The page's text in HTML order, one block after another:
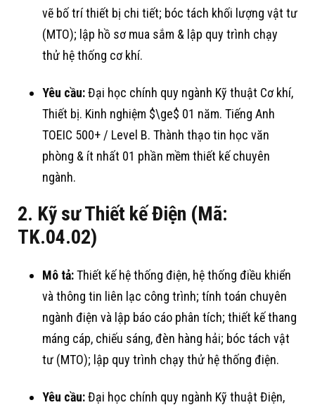
vẽ bố trí thiết bị chi tiết; bóc tách khối lượng vật tư
(MTO); lập hồ sơ mua sắm & lập quy trình chạy
thử hệ thống cơ khí.
Yêu cầu:Đại học chính quy ngành Kỹ thuật Cơ khí,
Thiết bị. Kinh nghiệm $\ge$ 01 năm. Tiếng Anh
TOEIC 500+ / Level B. Thành thạo tin học văn
phòng & ít nhất 01 phần mềm thiết kế chuyên
ngành.
2. Kỹ sư Thiết kế Điện (Mã:
TK.04.02)
Mô tả:Thiết kế hệ thống điện, hệ thống điều khiển
và thông tin liên lạc công trình; tính toán chuyên
ngành điện và lập báo cáo phân tích; thiết kế thang
máng cáp, chiếu sáng, đèn hàng hải; bóc tách vật
tư (MTO); lập quy trình chạy thử hệ thống điện.
Yêu cầu:Đại học chính quy ngành Kỹ thuật Điện,